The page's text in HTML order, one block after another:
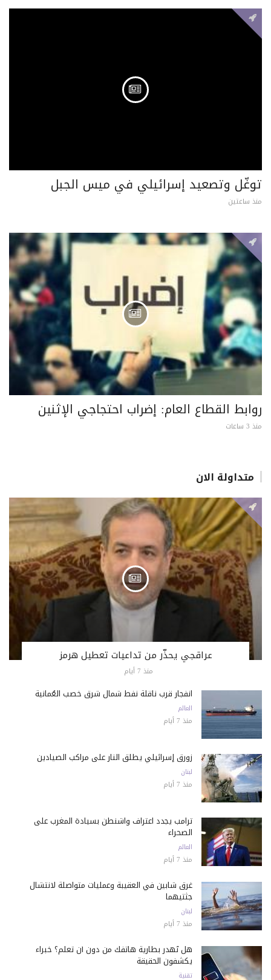
توغّل وتصعيد إسرائيلي في ميس الجبل
منذ ساعتين
روابط القطاع العام: إضراب احتجاجي الإثنين
منذ 3 ساعات
متداولة الان
عراقجي يحذّر من تداعيات تعطيل هرمز
منذ 7 أيام
انفجار قرب ناقلة نفط شمال شرق خصب العُمانية
العالم
منذ 7 أيام
زورق إسرائيلي يطلق النار على مراكب الصيادين
لبنان
منذ 7 أيام
ترامب يجدد اعتراف واشنطن بسيادة المغرب على
الصحراء
العالم
منذ 7 أيام
غرق شابين في العقيبة وعمليات متواصلة لانتشال
جثتيهما
لبنان
منذ 7 أيام
هل تُهدر بطارية هاتفك من دون أن تعلم؟ خبراء
يكشفون الحقيقة
تقنية